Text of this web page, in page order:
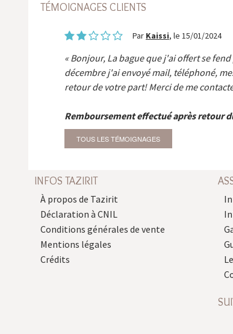
TÉMOIGNAGES CLIENTS
Par Kaissi, le 15/01/2024
Bonjour, La bague que j'ai offert se
décembre j'ai envoyé mail, téléphoné,
retour de votre part! Merci de me
Remboursement effectué après retour
TOUS LES TÉMOIGNAGES
INFOS TAZIRIT
À propos de Tazirit
Déclaration à CNIL
Conditions générales de vente
Mentions légales
Crédits